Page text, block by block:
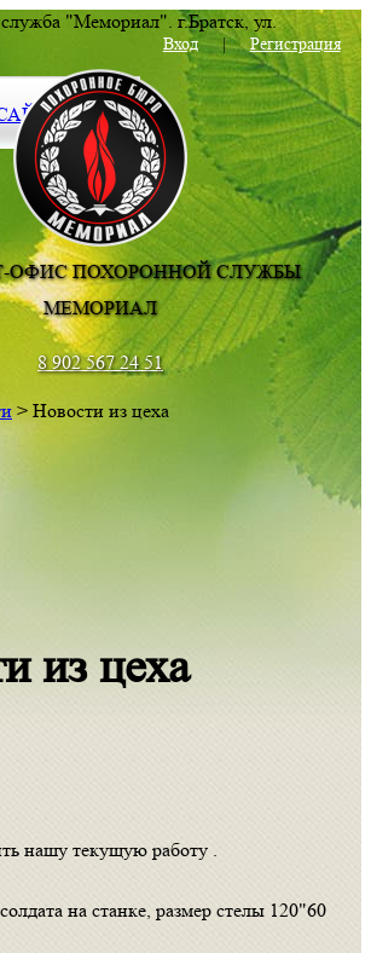
служба "Мемориал". г.Братск,ул.
Комсомольская 83Вход|Регистрация
ОФИС ПОХОРОННОЙ СЛУЖБЫ
МЕМОРИАЛ
8 902 567 24 51
> Новости из цеха
из цеха
нашу текущую работу .
на станке, размер стелы 120"60